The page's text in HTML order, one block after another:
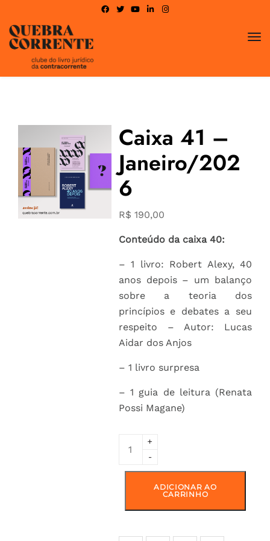
Caixa 41 –
Janeiro/202
6
R$ 190,00
Conteúdo da caixa 40:
– 1 livro: Robert Alexy, 40
anos depois – um balanço
sobre a teoria dos
princípios e debates a seu
respeito – Autor: Lucas
Aidar dos Anjos
– 1 livro surpresa
– 1 guia de leitura (Renata
Possi Magane)
quantity
+
-
ADICIONAR AO
CARRINHO